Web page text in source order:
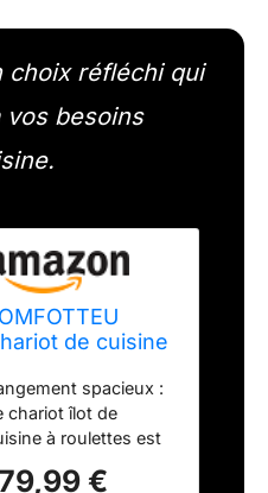
choix réfléchi qui
vos besoins
de cuisine
plan de
chariot de
en bois
roues
spacieux :
chariot îlot de
à roulettes est
travail, de 2 tiroirs
€